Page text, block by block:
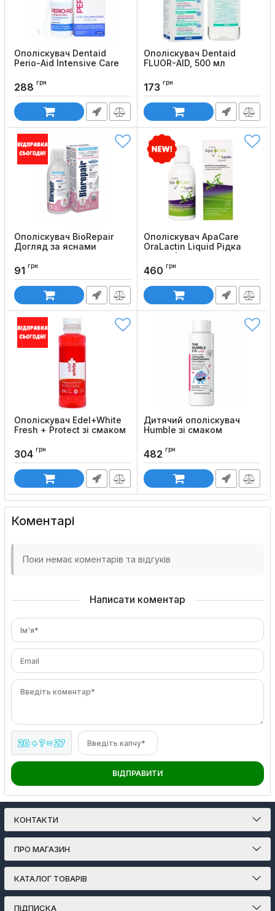
Ополіскувач Dentaid
Perio-Aid Intensive Care
288 грн
Ополіскувач Dentaid
FLUOR-AID, 500 мл
173 грн
Ополіскувач BioRepair
Догляд за яснами
91 грн
Ополіскувач ApaCare
OraLactin Liquid Рідка
емаль (200 мл)
Код товару:
460 грн
Ополіскувач Edel+White
Fresh + Protect зі смаком
Код товару:
304 грн
Дитячий ополіскувач
Humblе зі смаком
Код товару:
482 грн
Коментарі
Поки немає коментарів та відгуків
Написати коментар
Ім'я*
Email
Введіть коментар*
20 + ? = 27 Введіть капчу*
ВІДПРАВИТИ
КОНТАКТИ
ПРО МАГАЗИН
КАТАЛОГ ТОВАРІВ
ПІДПИСКА